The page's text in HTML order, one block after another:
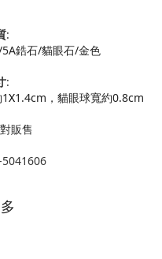
:
5A鋯石/貓眼石/金色
:
X1.4cm ，貓眼球寬約0.8cm
販售
5041606